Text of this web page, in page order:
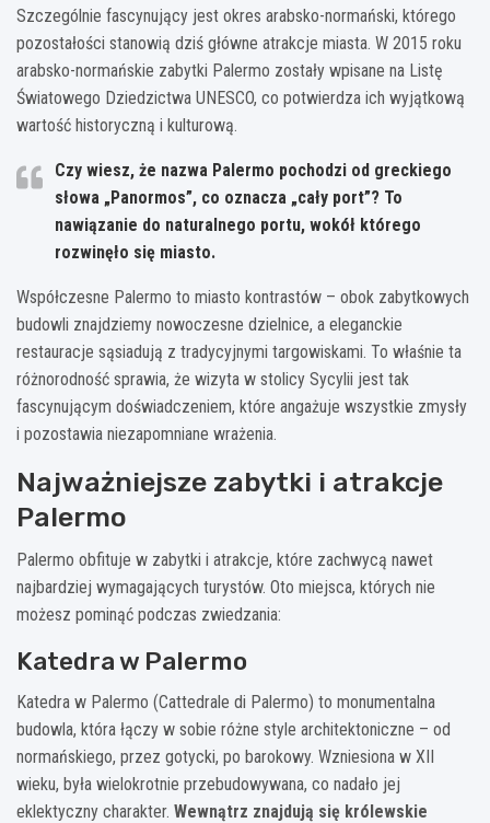
Szczególnie fascynujący jest okres arabsko-normański, którego
pozostałości stanowią dziś główne atrakcje miasta. W 2015 roku
arabsko-normańskie zabytki Palermo zostały wpisane na Listę
Światowego Dziedzictwa UNESCO, co potwierdza ich wyjątkową
wartość historyczną i kulturową.
Czy wiesz, że nazwa Palermo pochodzi od greckiego
słowa „Panormos”, co oznacza „cały port”? To
nawiązanie do naturalnego portu, wokół którego
rozwinęło się miasto.
Współczesne Palermo to miasto kontrastów – obok zabytkowych
budowli znajdziemy nowoczesne dzielnice, a eleganckie
restauracje sąsiadują z tradycyjnymi targowiskami. To właśnie ta
różnorodność sprawia, że wizyta w stolicy Sycylii jest tak
fascynującym doświadczeniem, które angażuje wszystkie zmysły
i pozostawia niezapomniane wrażenia.
Najważniejsze zabytki i atrakcje
Palermo
Palermo obfituje w zabytki i atrakcje, które zachwycą nawet
najbardziej wymagających turystów. Oto miejsca, których nie
możesz pominąć podczas zwiedzania:
Katedra w Palermo
Katedra w Palermo (Cattedrale di Palermo) to monumentalna
budowla, która łączy w sobie różne style architektoniczne – od
normańskiego, przez gotycki, po barokowy. Wzniesiona w XII
wieku, była wielokrotnie przebudowywana, co nadało jej
eklektyczny charakter. Wewnątrz znajdują się królewskie